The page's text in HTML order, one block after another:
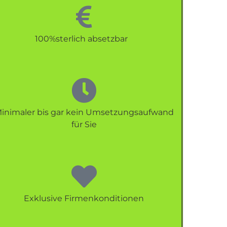
100%sterlich absetzbar
bis gar kein Umsetzungsaufwand
für Sie
Exklusive Firmenkonditionen